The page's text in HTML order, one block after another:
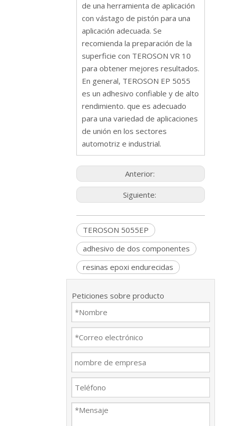
de una herramienta de aplicación
con vástago de pistón para una
aplicación adecuada. Se
recomienda la preparación de la
superficie con TEROSON VR 10
para obtener mejores resultados.
En general, TEROSON EP 5055
es un adhesivo confiable y de alto
rendimiento. que es adecuado
para una variedad de aplicaciones
de unión en los sectores
automotriz e industrial.
Anterior:
Siguiente:
TEROSON 5055EP
adhesivo de dos componentes
resinas epoxi endurecidas
Peticiones sobre producto